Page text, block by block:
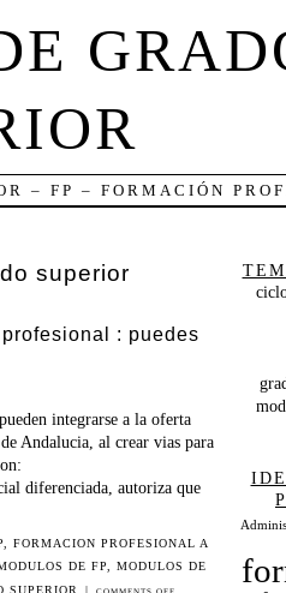
– FP – FORMACIÓN
superior
: puedes
integrarse a la oferta
Andalucia, al crear vias para
diferenciada, autoriza que
FORMACION PROFESIONAL A
DE FP
MODULOS DE
SUPERIOR |